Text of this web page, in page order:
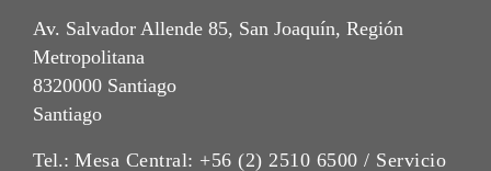
Av. Salvador Allende 85, San Joaquín, Región
Metropolitana
8320000 Santiago
Santiago
Tel.: Mesa Central: +56 (2) 2510 6500 / Servicio